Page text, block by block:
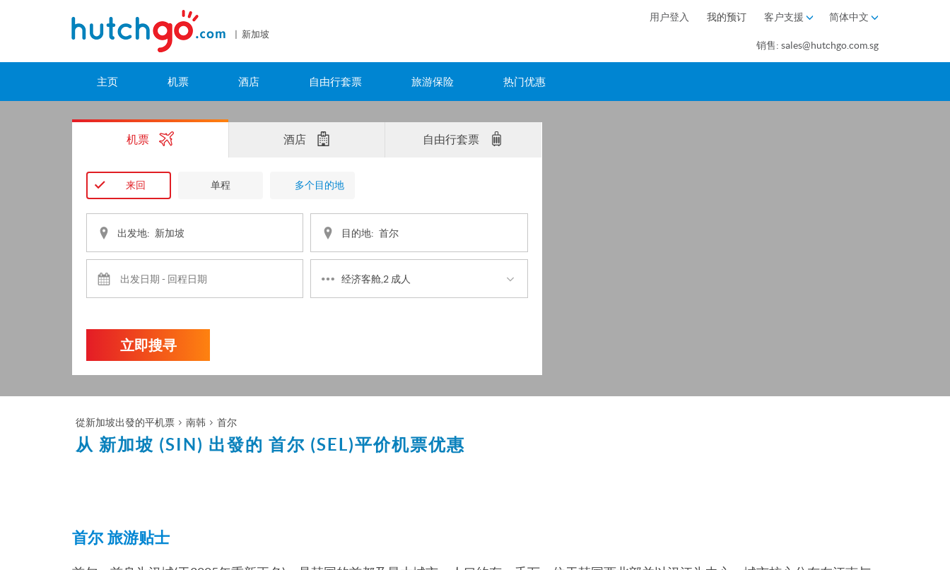
| 新加坡
用户登入 我的预订 客户支援 简体中文
销售: sales@hutchgo.com.sg
主页 机票 酒店 自由行套票 旅游保险 热门优惠
机票 酒店 自由行套票
来回 单程 多个目的地
出发地: 目的地:
经济客舱,2 成人
立即搜寻
從新加坡出發的平机票 南韩 首尔
从 新加坡 (SIN) 出發的 首尔 (SEL)平价机票优惠
首尔 旅游贴士